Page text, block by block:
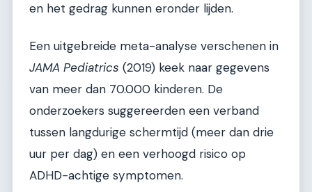
en het gedrag kunnen eronder lijden.
Een uitgebreide meta-analyse verschenen in
JAMA Pediatrics (2019) keek naar gegevens
van meer dan 70.000 kinderen. De
onderzoekers suggereerden een verband
tussen langdurige schermtijd (meer dan drie
uur per dag) en een verhoogd risico op
ADHD-achtige symptomen.